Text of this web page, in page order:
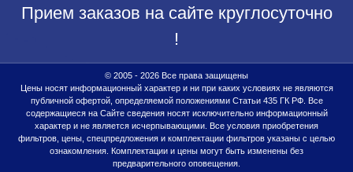
Прием заказов на сайте круглосуточно
!
© 2005 - 2026 Все права защищены
Цены носят информационный характер и ни при каких условиях не являются
публичной офертой, определяемой положениями Статьи 435 ГК РФ. Все
содержащиеся на Сайте сведения носят исключительно информационный
характер и не является исчерпывающими. Все условия приобретения
фильтров, цены, спецпредложения и комплектации фильтров указаны с целью
ознакомления. Комплектации и цены могут быть изменены без
предварительного оповещения.